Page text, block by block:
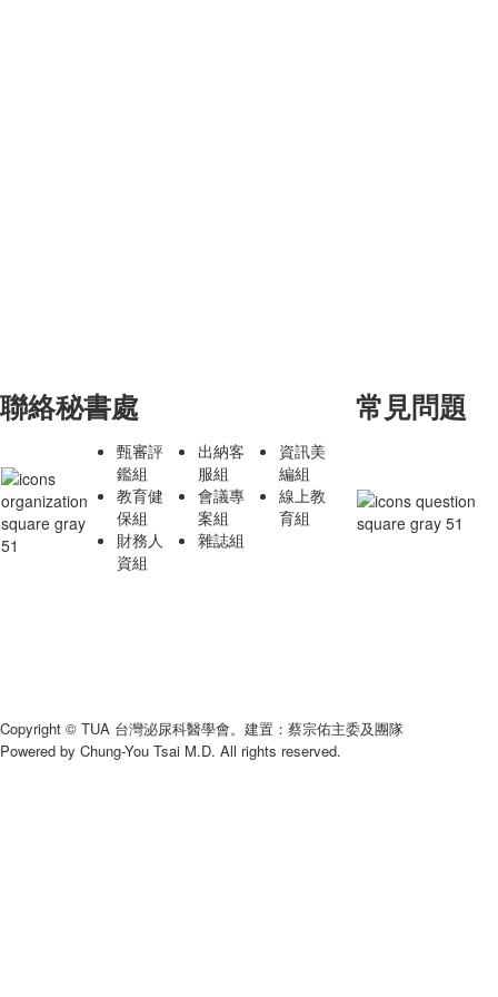
聯絡秘書處
甄審評
鑑組
教育健
保組
財務人
資組
出納客
服組
會議專
案組
雜誌組
資訊美
編組
線上教
育組
常見問題
Copyright © TUA 台灣泌尿科醫學會。建置：蔡宗佑主委及團隊
Powered by Chung-You Tsai M.D. All rights reserved.